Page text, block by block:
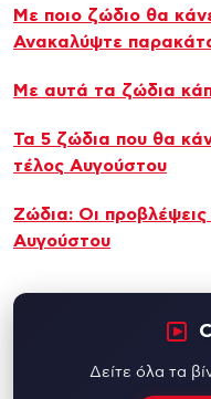
Με ποιο ζώδιο θα
Ανακαλύψτε
Με αυτά τα ζώδια
Τα 5 ζώδια που θα
τέλος Αυγούστου
Ζώδια: Οι
Αυγούστου
Δείτε όλα τα